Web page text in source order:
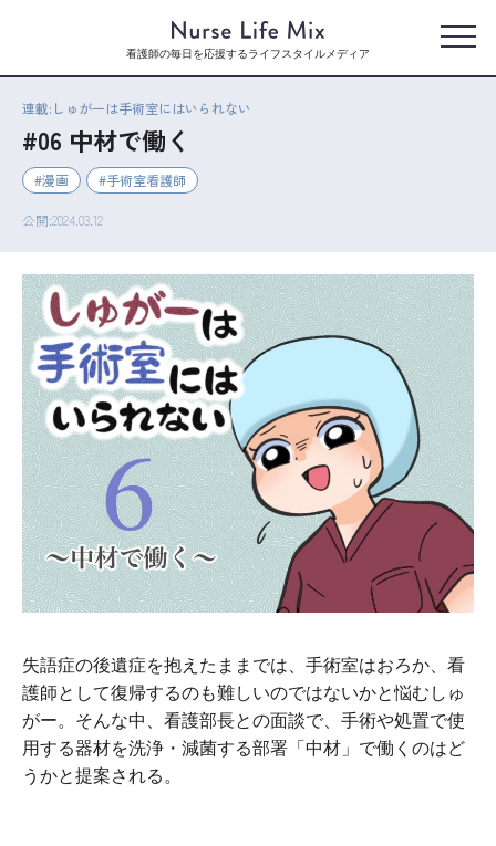
看護師の毎日を応援するライフスタイルメディア
連載:しゅがーは手術室にはいられない
#06 中材で働く
漫画 手術室看護師
公開:2024.03.12
失語症の後遺症を抱えたままでは、手術室はおろか、看
護師として復帰するのも難しいのではないかと悩むしゅ
がー。そんな中、看護部長との面談で、手術や処置で使
用する器材を洗浄・減菌する部署「中材」で働くのはど
うかと提案される。